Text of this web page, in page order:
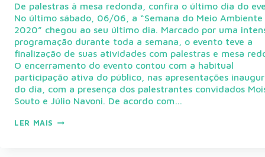
De palestras à mesa redonda, confira o último dia do
No último sábado, 06/06, a “Semana do Meio Ambiente
2020” chegou ao seu último dia. Marcado por uma
programação durante toda a semana, o evento teve a
finalização de suas atividades com palestras e mesa
O encerramento do evento contou com a habitual
participação ativa do público, nas apresentações
do dia, com a presença dos palestrantes convidados
Souto e Júlio Navoni. De acordo com…
LER MAIS